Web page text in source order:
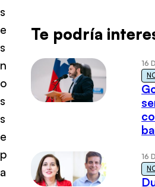
s
e
s
n
o
s
s
e
p
a
Te podría
16
16